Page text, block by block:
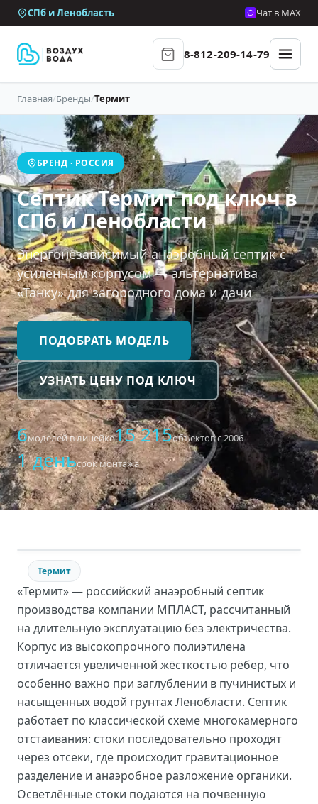
СПб и Ленобласть Чат в MAX
8-812-209-14-79
Главная/Бренды/Термит
БРЕНД · РОССИЯ
Септик Термит под ключ в
СПб и Ленобласти
Энергонезависимый анаэробный септик с
усиленным корпусом — альтернатива
«Танку» для загородного дома и дачи
ПОДОБРАТЬ МОДЕЛЬ
УЗНАТЬ ЦЕНУ ПОД КЛЮЧ
6моделей в линейке15 215объектов с 2006
1 деньсрок монтажа
Термит
«Термит» — российский анаэробный септик
производства компании МПЛАСТ, рассчитанный
на длительную эксплуатацию без электричества.
Корпус из высокопрочного полиэтилена
отличается увеличенной жёсткостью рёбер, что
особенно важно при заглублении в пучинистых и
насыщенных водой грунтах Ленобласти. Септик
работает по классической схеме многокамерного
отстаивания: стоки последовательно проходят
через отсеки, где происходит гравитационное
разделение и анаэробное разложение органики.
Осветлённые стоки подаются на почвенную